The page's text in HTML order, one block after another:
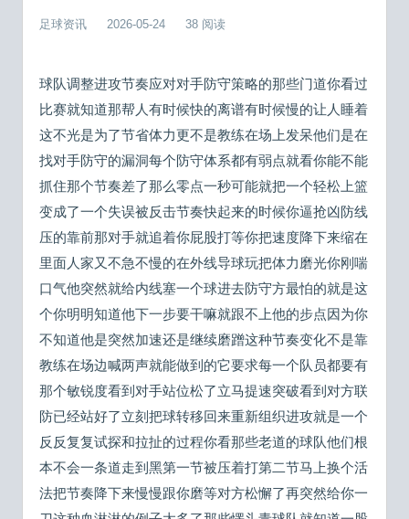
足球资讯 2026-05-24 38 阅读
球队调整进攻节奏应对对手防守策略的那些门道你看过
比赛就知道那帮人有时候快的离谱有时候慢的让人睡着
这不光是为了节省体力更不是教练在场上发呆他们是在
找对手防守的漏洞每个防守体系都有弱点就看你能不能
抓住那个节奏差了那么零点一秒可能就把一个轻松上篮
变成了一个失误被反击节奏快起来的时候你逼抢凶防线
压的靠前那对手就追着你屁股打等你把速度降下来缩在
里面人家又不急不慢的在外线导球玩把体力磨光你刚喘
口气他突然就给内线塞一个球进去防守方最怕的就是这
个你明明知道他下一步要干嘛就跟不上他的步点因为你
不知道他是突然加速还是继续磨蹭这种节奏变化不是靠
教练在场边喊两声就能做到的它要求每一个队员都要有
那个敏锐度看到对手站位松了立马提速突破看到对方联
防已经站好了立刻把球转移回来重新组织进攻就是一个
反反复复试探和拉扯的过程你看那些老道的球队他们根
本不会一条道走到黑第一节被压着打第二节马上换个活
法把节奏降下来慢慢跟你磨等对方松懈了再突然给你一